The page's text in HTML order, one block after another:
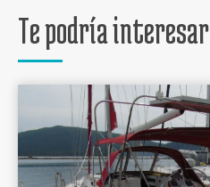
Te podría interesar